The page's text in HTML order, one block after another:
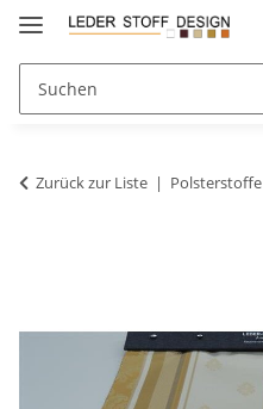
Zurück zur Liste Polsterstoffe